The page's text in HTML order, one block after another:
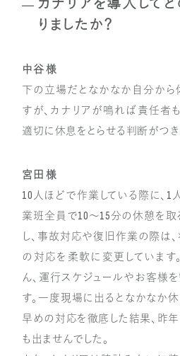
カナリアを導入して
りましたか？
中谷 様
下の立場だとなかなか自分から
すが、カナリアが鳴れば責任者
適切に休息をとらせる判断がつき
宮田 様
10人ほどで作業している際に、1
業班全員で10〜15分の休憩を取
し、事故対応や復旧作業の際は
の対応を柔軟に変更しています
ん、運行スケジュールやお客様
す。一度現場に出るとなかなか
早めの対応を徹底した結果、昨
も出ませんでした。